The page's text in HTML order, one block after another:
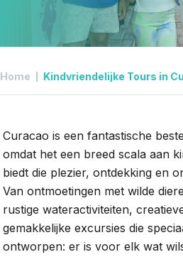
Home Kindvriendelijke Tours in
Curacao is een fantastische
omdat het een breed scala aan
biedt die plezier, ontdekking en
Van ontmoetingen met wilde
rustige wateractiviteiten,
gemakkelijke excursies die
ontworpen: er is voor elk wat